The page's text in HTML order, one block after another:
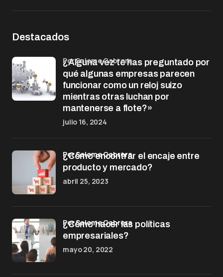
Destacados
¿Alguna vez te has preguntado por
qué algunas empresas parecen
funcionar como un reloj suizo
mientras otras luchan por
mantenerse a flote?»
por Salome Cabrera
julio 16, 2024
¿Cómo encontrar el encaje entre
producto y mercado?
por Salome Cabrera
abril 25, 2023
¿Cómo hacer las políticas
empresariales?
por Salome Cabrera
mayo 20, 2022